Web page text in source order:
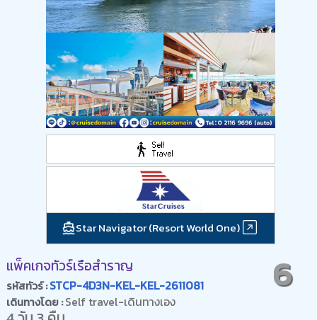
Star Navigator (Resort World One)
แพ็คเกจทัวร์เรือสำราญ
รหัสทัวร์ :STCP-4D3N-KEL-KEL-2611081 6
เดินทางโดย :Self travel-เดินทางเอง